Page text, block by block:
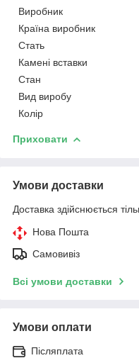
Виробник
Країна виробник
Стать
Камені вставки
Стан
Вид виробу
Колір
Приховати
Умови доставки
Доставка здійснюється
Нова Пошта
Самовивіз
Всі умови доставки
Умови оплати
Післяплата